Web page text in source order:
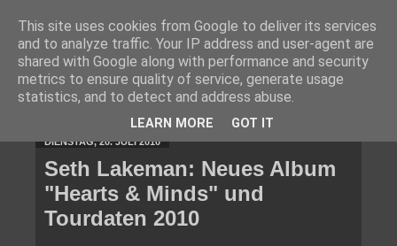
DIENSTAG, 20. JULI 2010
Seth Lakeman: Neues Album
"Hearts & Minds" und
Tourdaten 2010
This site uses cookies from Google to deliver its services
and to analyze traffic. Your IP address and user-agent are
shared with Google along with performance and security
metrics to ensure quality of service, generate usage
statistics, and to detect and address abuse.
LEARN MORE GOT IT